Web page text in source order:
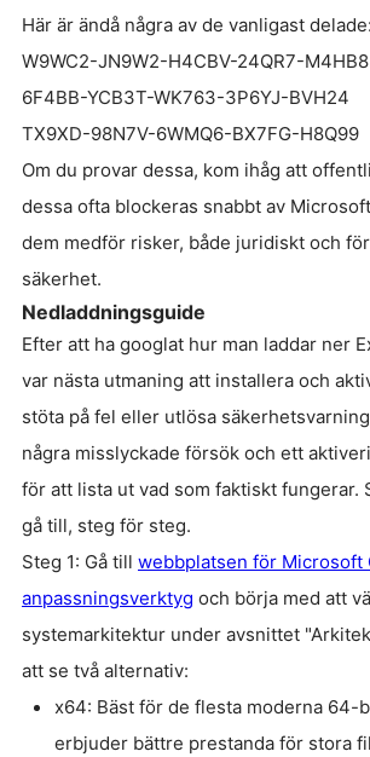
Här är ändå några av de vanligast delade:
W9WC2-JN9W2-H4CBV-24QR7-M4HB8
6F4BB-YCB3T-WK763-3P6YJ-BVH24
TX9XD-98N7V-6WMQ6-BX7FG-H8Q99
Om du provar dessa, kom ihåg att
dessa ofta blockeras snabbt av
dem medför risker, både juridiskt och
säkerhet.
Nedladdningsguide
Efter att ha googlat hur man laddar ner
var nästa utmaning att installera och
stöta på fel eller utlösa
några misslyckade försök och ett
för att lista ut vad som faktiskt fungerar.
gå till, steg för steg.
Steg 1: Gå till webbplatsen för Microsoft
anpassningsverktyg och börja med att
systemarkitektur under avsnittet
att se två alternativ:
x64: Bäst för de flesta moderna 64-
erbjuder bättre prestanda för stora